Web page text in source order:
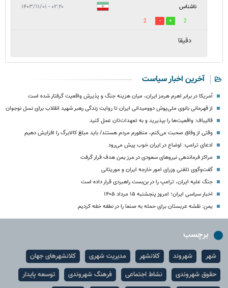
ناشناس ۰۲:۲۰ - ۱۴۰۳/۱۱/۰۱
2
2
دقیقا
آخرین اخبار سیاست
آمریکا در برابر اهرم هرمز ایران، میان هزینه جنگ و پذیرش واقعیت گرفتار شده است
از قهرمانی بانوی ملی‌پوش دوومیدانی ایران تا روایت زندگی رهبر شهید انقلاب برای نسل نوجوان
قالیباف: واقعیت‌ها را بپذیرید و به تعهدات‌تان عمل کنید
وقتی از وفاق صحبت می‌کنم، منظورم مردم هستند/ باید مبلغ کالابرگ را افزایش دهیم
ادعای ترامپ: اوضاع در ایران خوب پیش می‌رود
مراکز فرماندهی نیروهای سعودی در مرز یمن هدف قرار گرفت
گفت‌وگوی تلفنی وزرای امور خارجه ایران و موریتانی
جنگ علیه ایران، ترامپ را در بن‌بست راهبردی قرار داده است
اخبار سیاسی ایران؛ امروز پنجشنبه ۱۵ مرداد ۱۴۰۵
یمن: نقشه عربستان برای حمله به صنعا را در نطفه خفه کردیم
برچسب
شهر شهروند کلانشهر مدیریت شهری
کلانشهرهای جهان
حقوق شهروندی
نشاط اجتماعی فرهنگ شهروندی
توسعه پایدار